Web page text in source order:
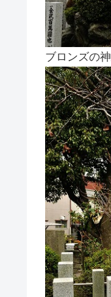
ブロンズの